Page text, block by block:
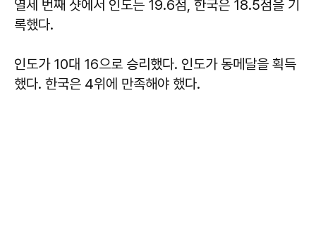
열세 번째 샷에서 인도는 19.6점, 한국은 18.5점을 기
록했다.
인도가 10대 16으로 승리했다. 인도가 동메달을 획득
했다. 한국은 4위에 만족해야 했다.